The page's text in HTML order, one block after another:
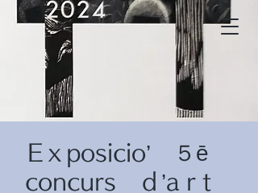
© Copyright
© Copyright
Eｘposicio’ ５ē
concurs ｄ’aｒt